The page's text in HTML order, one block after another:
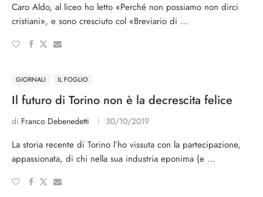
Caro Aldo, al liceo ho letto «Perché non possiamo non dirci
cristiani», e sono cresciuto col «Breviario di …
GIORNALI IL FOGLIO
Il futuro di Torino non è la decrescita felice
di Franco Debenedetti 30/10/2019
La storia recente di Torino l’ho vissuta con la partecipazione,
appassionata, di chi nella sua industria eponima (e …